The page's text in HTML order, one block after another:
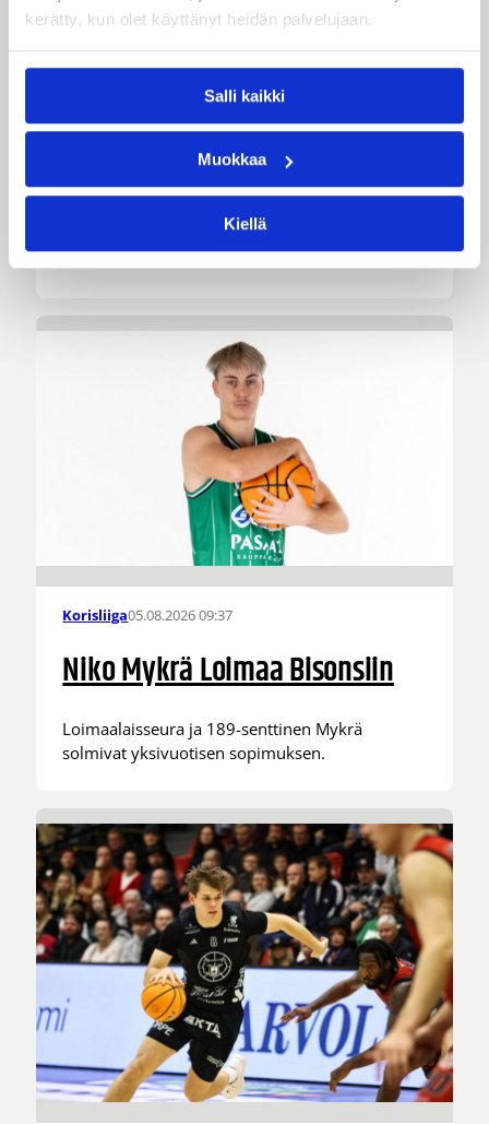
kerätty, kun olet käyttänyt heidän palvelujaan.
Salli kaikki
Muokkaa
Kiellä
kokemusta kokoonpanoonsa
kahden pelaajan edestä
kahdella tuoreella kasvolla. Joukkue on tehnyt
tulevan kauden mittaiset sopimukset viime
kaudella Saksan ProA-sarjan Karlsruhe Lionsia
Tyrese Williamsin sekä viime kaudella Kouvoja
edustaneen 32-vuotiaan Timi Puittisen kanssa.
Korisliiga05.08.2026 09:37
Niko Mykrä Loimaa Bisonsiin
Loimaalaisseura ja 189-senttinen Mykrä
solmivat yksivuotisen sopimuksen.